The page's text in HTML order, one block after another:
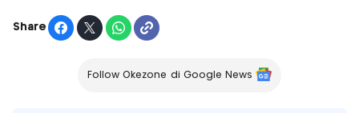
Share
Follow Okezone di Google News